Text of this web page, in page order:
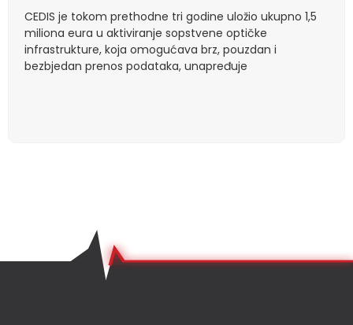
CEDIS je tokom prethodne tri godine uložio ukupno 1,5
miliona eura u aktiviranje sopstvene optičke
infrastrukture, koja omogućava brz, pouzdan i
bezbjedan prenos podataka, unapređuje